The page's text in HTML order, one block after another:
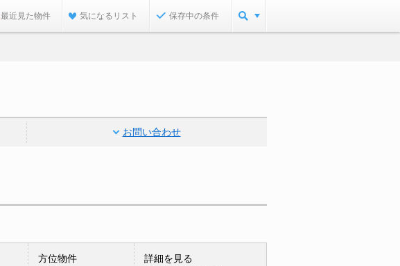
最近見た物件 気になるリスト 保存中の条件
お問い合わせ
方位物件
詳細を見る